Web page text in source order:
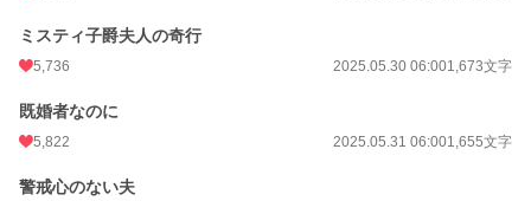
ミスティ子爵夫人の奇行
5,736 2025.05.30 06:001,673文字
既婚者なのに
5,822 2025.05.31 06:001,655文字
警戒心のない夫